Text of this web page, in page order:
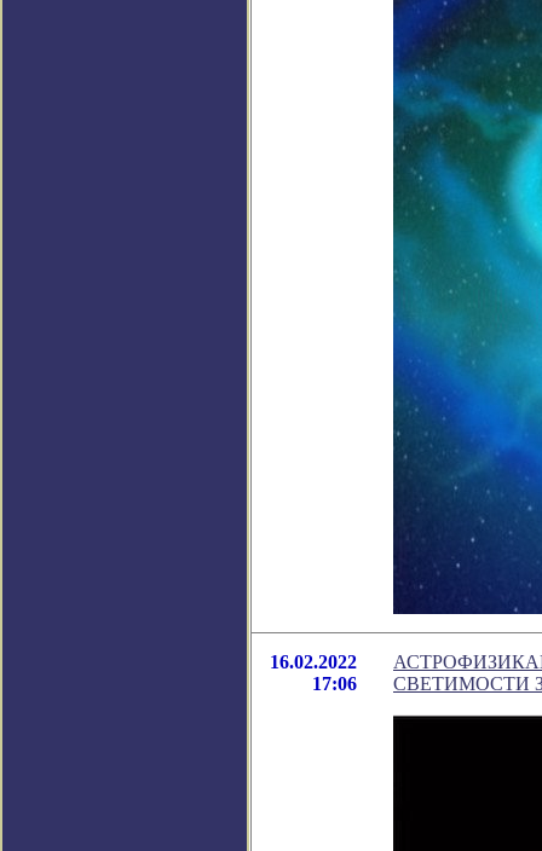
16.02.2022
17:06
СВЕТИМОСТИ